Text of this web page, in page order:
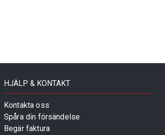
HJÄLP & KONTAKT
Kontakta oss
Spåra din försändelse
Begär faktura